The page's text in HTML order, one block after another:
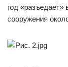
год «разъедает»
сооружения